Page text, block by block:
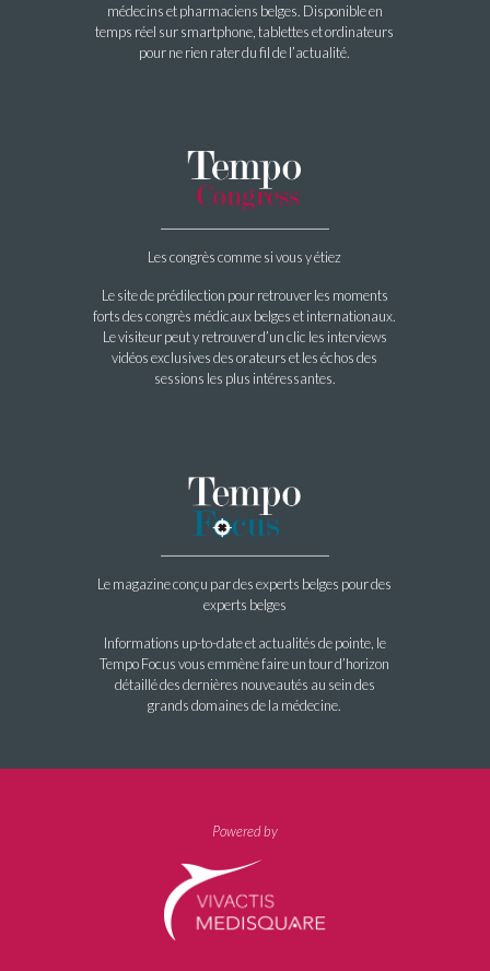
médecins et pharmaciens belges. Disponible en
temps réel sur smartphone, tablettes et ordinateurs
pour ne rien rater du fil de l’actualité.
Les congrès comme si vous y étiez
Le site de prédilection pour retrouver les moments
forts des congrès médicaux belges et internationaux.
Le visiteur peut y retrouver d’un clic les interviews
vidéos exclusives des orateurs et les échos des
sessions les plus intéressantes.
Le magazine conçu par des experts belges pour des
experts belges
Informations up-to-date et actualités de pointe, le
Tempo Focus vous emmène faire un tour d’horizon
détaillé des dernières nouveautés au sein des
grands domaines de la médecine.
Powered by